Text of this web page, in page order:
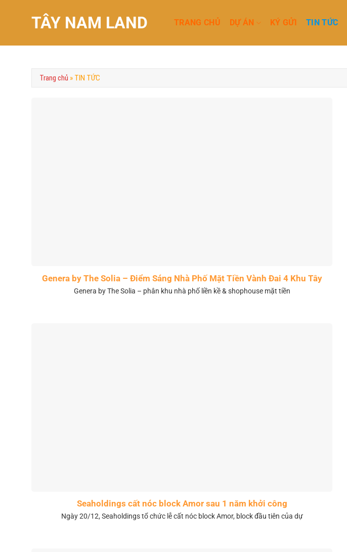
dung
TÂY NAM LAND TRANG CHỦ DỰ ÁN KÝ GỬI TIN TỨC
Trang chủ » TIN TỨC
Genera by The Solia – Điểm Sáng Nhà Phố Mặt Tiền Vành Đai 4 Khu Tây
Genera by The Solia – phân khu nhà phố liền kề & shophouse mặt tiền
Seaholdings cất nóc block Amor sau 1 năm khởi công
Ngày 20/12, Seaholdings tổ chức lễ cất nóc block Amor, block đầu tiên của dự